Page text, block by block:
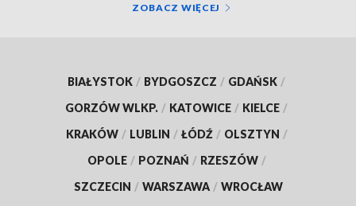
ZOBACZ WIĘCEJ
BIAŁYSTOK / BYDGOSZCZ / GDAŃSK /
GORZÓW WLKP. / KATOWICE / KIELCE /
KRAKÓW / LUBLIN / ŁÓDŹ / OLSZTYN /
OPOLE / POZNAŃ / RZESZÓW /
SZCZECIN / WARSZAWA / WROCŁAW